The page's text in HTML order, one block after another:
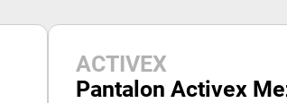
ACTIVEX
Pantalon Activex